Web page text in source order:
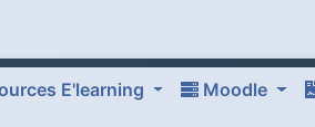
E'learning Moodle